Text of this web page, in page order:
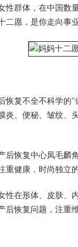
性群体，在中国数
二愿，是你走向事
恢复不全不科学的
炎、便秘、皱纹、
后恢复中心凤毛麟
重健康，时尚独立
性在形体、皮肤、
后恢复问题，注重